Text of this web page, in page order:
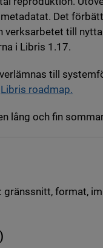
Det
verksarbetet till
i Libris 1.17.
till
Libris roadmap.
lång och fin
gränssnitt, format,